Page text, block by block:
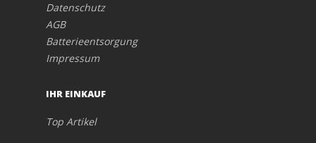
Datenschutz
AGB
Batterieentsorgung
Impressum
IHR EINKAUF
Top Artikel